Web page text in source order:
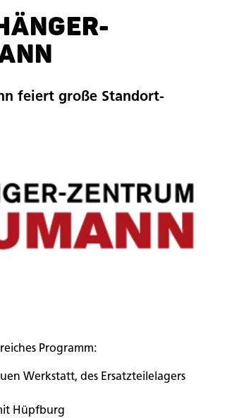
feiert große Standort-
Programm:
Werkstatt, des Ersatzteilelagers
Hüpfburg